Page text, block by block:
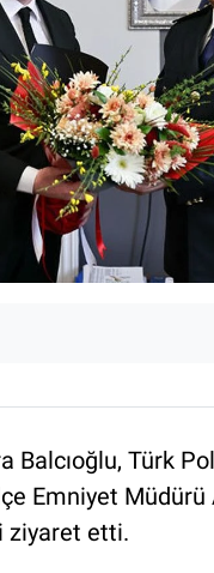
Balcıoğlu, Türk
Emniyet Müdürü
ziyaret etti.